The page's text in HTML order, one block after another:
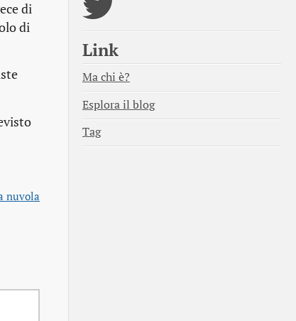
di
di
nuvola
Link
Ma chi è?
Esplora il blog
Tag